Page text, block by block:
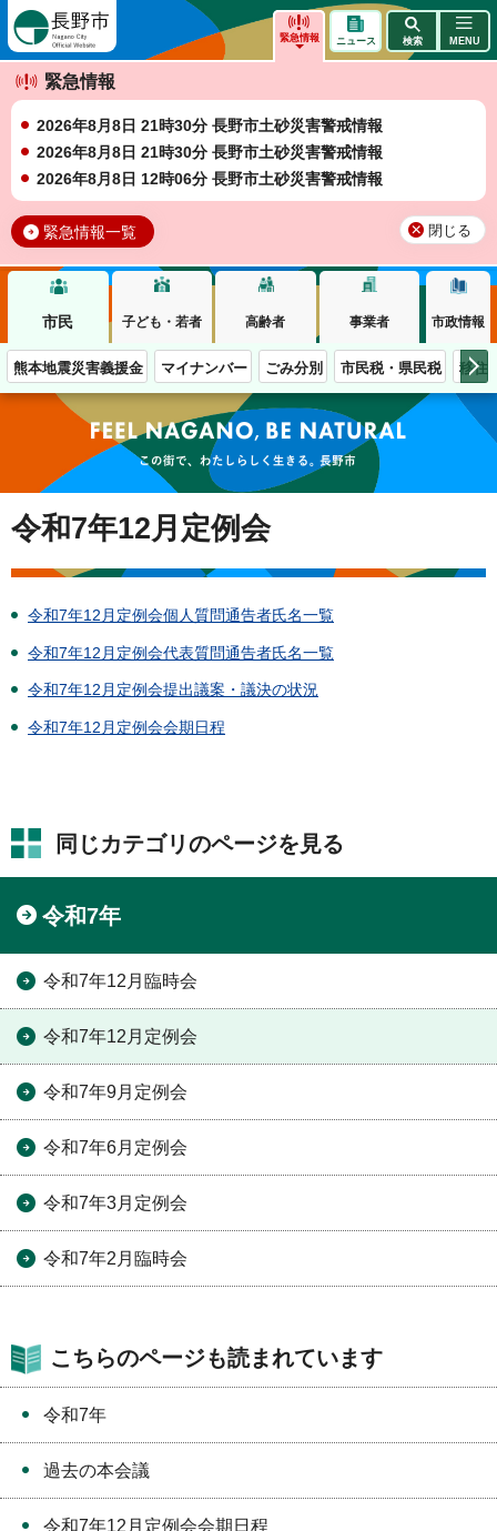
緊急情報
緊急情報
2026年8月8日 21時30分 長野市土砂災害警戒情報
2026年8月8日 21時30分 長野市土砂災害警戒情報
2026年8月8日 12時06分 長野市土砂災害警戒情報
緊急情報一覧 閉じる
ニュース 検索 MENU
市民 子ども・若者 高齢者 事業者 市政情報
熊本地震災害義援金 マイナンバー ごみ分別 市民税・県民税 移住
この街で、わたしらしく生きる。長野市
令和7年12月定例会
令和7年12月定例会個人質問通告者氏名一覧
令和7年12月定例会代表質問通告者氏名一覧
令和7年12月定例会提出議案・議決の状況
令和7年12月定例会会期日程
同じカテゴリのページを見る
令和7年
令和7年12月臨時会
令和7年12月定例会
令和7年9月定例会
令和7年6月定例会
令和7年3月定例会
令和7年2月臨時会
こちらのページも読まれています
令和7年
過去の本会議
令和7年12月定例会会期日程